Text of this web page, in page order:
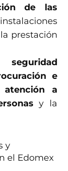
de las
prestación
e
a
y la